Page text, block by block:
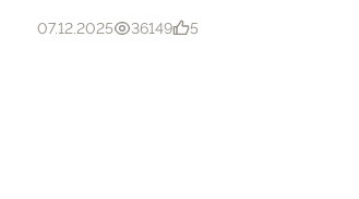
07.12.2025 36149 5